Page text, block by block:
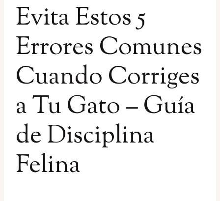
Evita Estos 5
Errores Comunes
Cuando Corriges
a Tu Gato – Guía
de Disciplina
Felina